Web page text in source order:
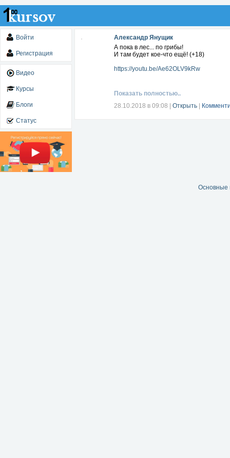
Войти
Регистрация
Видео
Курсы
Блоги
Статус
Александр Янущик
А пока в лес... по грибы!
И там будет кое-что ещё! (+18)
https://youtu.be/Ae62OLV9kRw
Показать полностью..
28.10.2018 в 09:08
Открыть
Основные